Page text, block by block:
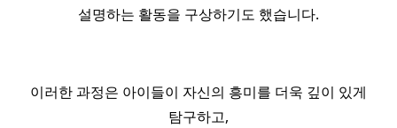
설명하는 활동을 구상하기도 했습니다.
이러한 과정은 아이들이 자신의 흥미를 더욱 깊이 있게
탐구하고,